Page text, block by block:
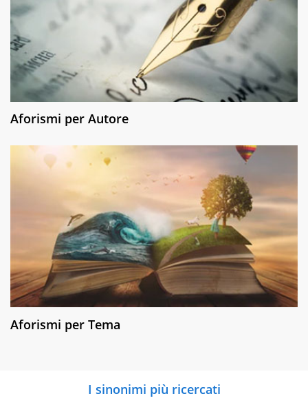
Aforismi per Autore
Aforismi per Tema
I sinonimi più ricercati